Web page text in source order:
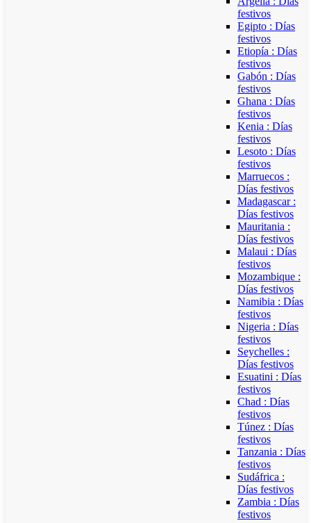
festivos
Egipto : Días
festivos
Etiopía : Días
festivos
Gabón : Días
festivos
Ghana : Días
festivos
Kenia : Días
festivos
Lesoto : Días
festivos
Marruecos :
Días festivos
Madagascar :
Días festivos
Mauritania :
Días festivos
Malaui : Días
festivos
Mozambique :
Días festivos
Namibia : Días
festivos
Nigeria : Días
festivos
Seychelles :
Días festivos
Esuatini : Días
festivos
Chad : Días
festivos
Túnez : Días
festivos
Tanzania : Días
festivos
Sudáfrica :
Días festivos
Zambia : Días
festivos